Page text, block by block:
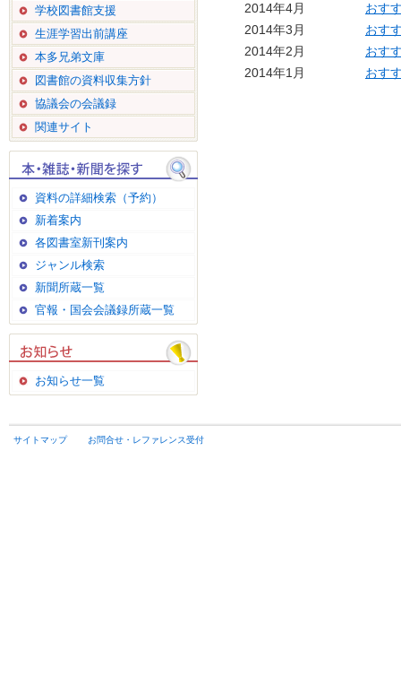
学校図書館支援
生涯学習出前講座
本多兄弟文庫
図書館の資料収集方針
協議会の会議録
関連サイト
資料の詳細検索（予約）
新着案内
各図書室新刊案内
ジャンル検索
新聞所蔵一覧
官報・国会会議録所蔵一覧
お知らせ一覧
2014年4月
おす
2014年3月
おす
2014年2月
おす
2014年1月
おす
サイトマップ お問合せ・レファレンス受付